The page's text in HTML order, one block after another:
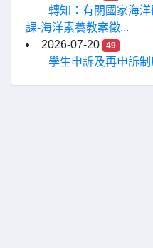
轉知：有關國家海
課-海洋素養教案徵...
2026-07-20
49
學生申訴及再申訴制